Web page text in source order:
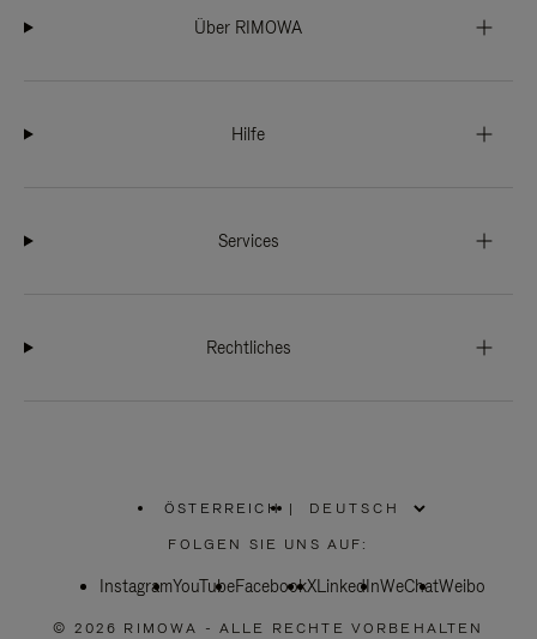
Über RIMOWA
Hilfe
Services
Rechtliches
ÖSTERREICH
WÄHLEN
SIE
REGION
|
FOLGEN SIE UNS AUF:
InstagramYouTubeFacebookXLinkedInWeChatWeibo
© 2026 RIMOWA - ALLE RECHTE VORBEHALTEN